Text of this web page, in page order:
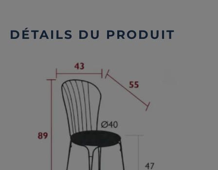
DÉTAILS DU PRODUIT